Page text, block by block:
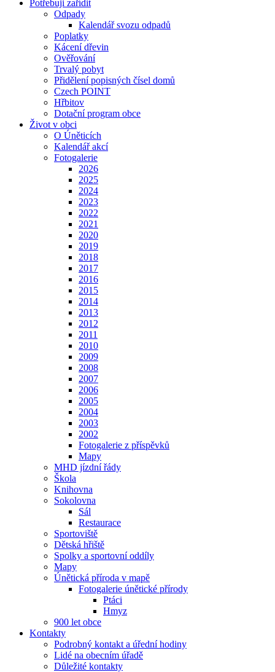
Potřebuji zařídit
Odpady
Kalendář svozu odpadů
Poplatky
Kácení dřevin
Ověřování
Trvalý pobyt
Přidělení popisných čísel domů
Czech POINT
Hřbitov
Dotační program obce
Život v obci
O Úněticích
Kalendář akcí
Fotogalerie
2026
2025
2024
2023
2022
2021
2020
2019
2018
2017
2016
2015
2014
2013
2012
2011
2010
2009
2008
2007
2006
2005
2004
2003
2002
Fotogalerie z příspěvků
Mapy
MHD jízdní řády
Škola
Knihovna
Sokolovna
Sál
Restaurace
Sportoviště
Dětská hřiště
Spolky a sportovní oddíly
Mapy
Únětická příroda v mapě
Fotogalerie únětické přírody
Ptáci
Hmyz
900 let obce
Kontakty
Podrobný kontakt a úřední hodiny
Lidé na obecním úřadě
Důležité kontakty